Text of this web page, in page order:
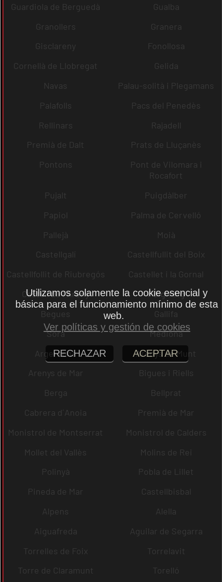
Guardiola de Berguedà
Gualba
Granollers
Granera
Gisclareny
Fonollosa
Cornellà de Llobregat
Gelida
Navas
Palau-solità i Plegamans
Palafolls
Pacs del Penedès
Rellinars
Rajadell
Premià de Dalt
Prats de Lluçanès
Pontons
Pont de Vilomara i
Rocafort
Pujalt
Puigdàlber
Papiol
Palma de Cervelló
Pallejà
Moià
Castellgalí
Castellfullit del Boix
Castellfollit de Riubregós
Castellet i la Gornal
Castell de l´Areny
Puig-reig
Begues
Gallifa
Sora
Mediona
Argentona
Arenys de Munt
Arenys de Mar
Bigues i Riells
Berga
Bellprat
Cabrera d´Anoia
Premià de Mar
Monistrol de Montserrat
Monistrol de Calders
Mollet del Vallès
Molins de Rei
Polinyà
Pobla de Lillet
Pineda de Mar
Castellbisbal
Alpens
Alella
Aiguafreda
Aguilar de Segarra
Torrelles de Foix
Torrelavit
Torre de Claramunt
Torelló
Utilizamos solamente la cookie esencial y
básica para el funcionamiento mínimo de esta
web.
Ver políticas y gestión de cookies
RECHAZAR ACEPTAR